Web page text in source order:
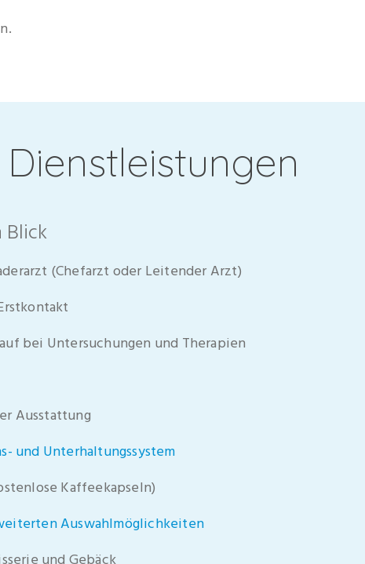
(Chefarzt oder Leitender Arzt)
bei Untersuchungen und Therapien
Ausstattung
und Unterhaltungssystem
Kaffeekapseln)
Auswahlmöglichkeiten